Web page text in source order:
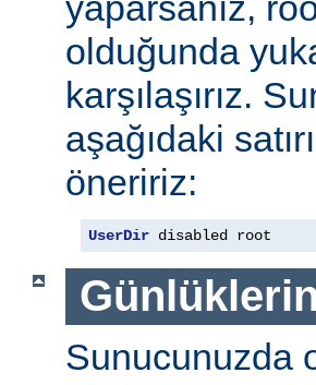
olduğunda
karşılaşırız.
aşağıdaki
öneririz:
UserDir disabled root
Sunucunuzda